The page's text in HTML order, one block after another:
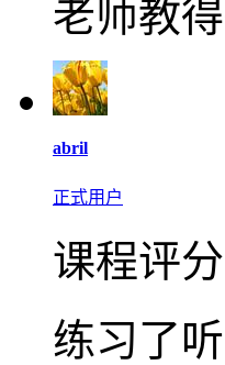
老师教得
abril
正式用户
课程评分
练习了